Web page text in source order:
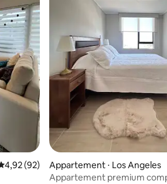
: 4,92 sur 5
moyenne sur la base de 92
4,92 (92)
Appartement ⋅ Los Angeles
Appartement premium